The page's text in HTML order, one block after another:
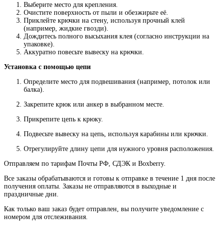
Выберите место для крепления.
Очистите поверхность от пыли и обезжирьте её.
Приклейте крючки на стену, используя прочный клей
(например, жидкие гвозди).
Дождитесь полного высыхания клея (согласно инструкции на
упаковке).
Аккуратно повесьте вывеску на крючки.
Установка с помощью цепи
Определите место для подвешивания (например, потолок или
балка).
Закрепите крюк или анкер в выбранном месте.
Прикрепите цепь к крюку.
Подвесьте вывеску на цепь, используя карабины или крючки.
Отрегулируйте длину цепи для нужного уровня расположения.
Отправляем по тарифам Почты РФ, СДЭК и Boxberry.
Все заказы обрабатываются и готовы к отправке в течение 1 дня после
получения оплаты Заказы не отправляются в выходные и
праздничные дни
Как только ваш заказ будет отправлен вы получите уведомление с
номером для отслеживания